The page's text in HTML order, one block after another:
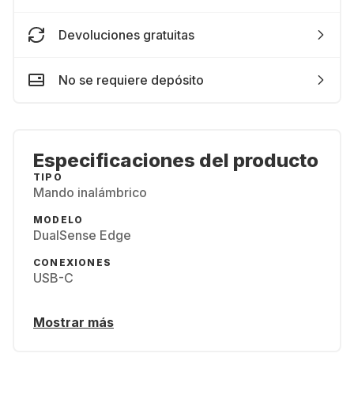
Devoluciones gratuitas
No se requiere depósito
Especificaciones del producto
TIPO
Mando inalámbrico
MODELO
DualSense Edge
CONEXIONES
USB-C
Mostrar más